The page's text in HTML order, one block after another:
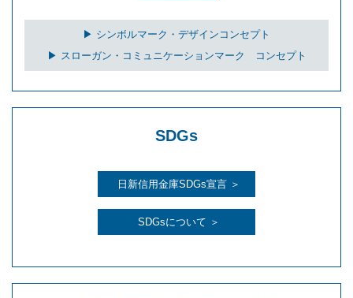
▶ シンボルマーク・デザインコンセプト
▶ スローガン・コミュニケーションマーク コンセプト
SDGs
日新信用金庫SDGs宣言 ＞
SDGsについて ＞